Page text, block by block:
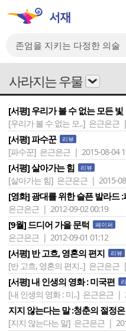
사라지는 우물
[서평] 우리가 볼 수 없는 모든 빛
[우리가 볼 수 없는 모..] 은근은근
[서평] 파수꾼 리뷰
[파수꾼] 은근은근 | 2015-08-04
[서평] 살아가는 힘 리뷰
[살아가는 힘] 은근은근 | 2015-
[영화] 광대를 위한 슬픈 발라드
은근은근 | 2012-09-02 00:19
[9월] 드디어 가을 문턱 페이퍼
은근은근 | 2012-09-01 01:12
[서평] 반 고흐, 영혼의 편지 리뷰
[반 고흐, 영혼의 편지..] 은근은근
[서평] 내 인생의 영화 : 미국편
[내 인생의 영화 : 미..] 은근은근 |
지지 않는다는 말 :청춘의 절정
[지지 않는다는 말] 은근은근 |